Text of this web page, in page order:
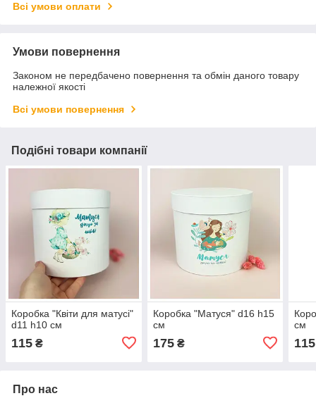
Всі умови оплати
Умови повернення
Законом не передбачено повернення та обмін даного товару
належної якості
Всі умови повернення
Подібні товари компанії
Коробка "Квіти для матусі"
d11 h10 см
115 ₴
Коробка "Матуся" d16 h15
см
175₴
см
115
Про нас